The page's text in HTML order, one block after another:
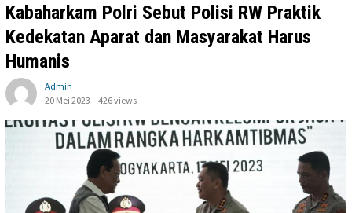
Kabaharkam Polri Sebut Polisi RW Praktik
Kedekatan Aparat dan Masyarakat Harus
Humanis
Admin
20 Mei 2023
426 views